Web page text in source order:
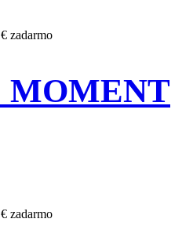
zadarmo
MOMENT
zadarmo